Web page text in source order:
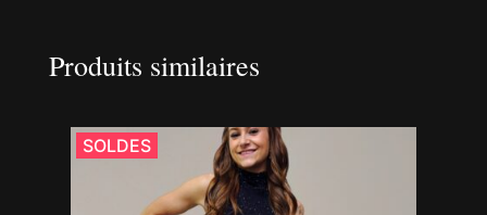
Produits similaires
SOLDES